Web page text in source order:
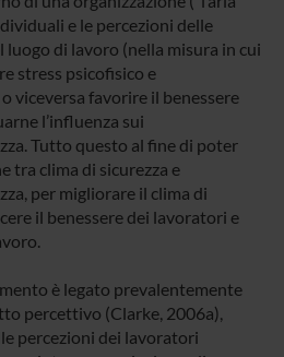
e le percezioni delle
di lavoro (nella misura in cui
stress psicofisico e
viceversa favorire il benessere
l’influenza sui
Tutto questo al fine di poter
tra clima di sicurezza e
per migliorare il clima di
il benessere dei lavoratori e
è legato prevalentemente
percettivo (Clarke, 2006a),
percezioni dei lavoratori